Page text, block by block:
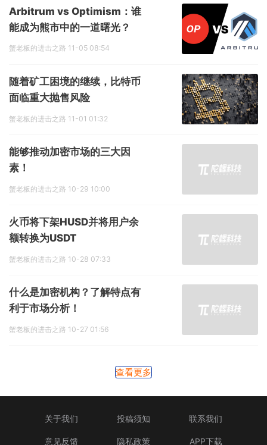
Arbitrum vs Optimism：谁
能成为熊市中的一道曙光？
蟹老板的进击之路 11-05 08:54
随着矿工困境的继续，比特币
面临重大抛售风险
蟹老板的进击之路 11-01 01:32
能够推动加密市场的三大因
素！
蟹老板的进击之路 10-29 10:00
火币将下架HUSD并将用户余
额转换为USDT
蟹老板的进击之路 10-28 07:33
什么是加密机构？了解特点有
利于市场分析！
蟹老板的进击之路 10-27 01:56
查看更多
关于我们 投稿须知 联系我们
意见反馈 隐私政策 APP下载